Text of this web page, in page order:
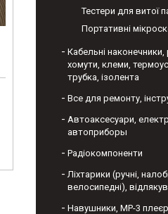
Тестери для витої
Портативні
Кабельні
хомути, клеми,
трубка, ізолента
Все для ремонту,
Автоаксесуари,
автоприборы
Радіокомпоненти
Ліхтарики (ручні,
велосипедні),
Навушники, МР-3